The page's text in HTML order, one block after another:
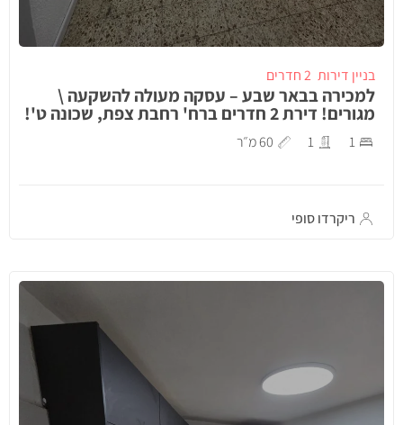
בניין דירות 2 חדרים
למכירה בבאר שבע – עסקה מעולה להשקעה \
מגורים! דירת 2 חדרים ברח' רחבת צפת, שכונה ט'!
1
1 60 מ״ר
ריקרדו סופי